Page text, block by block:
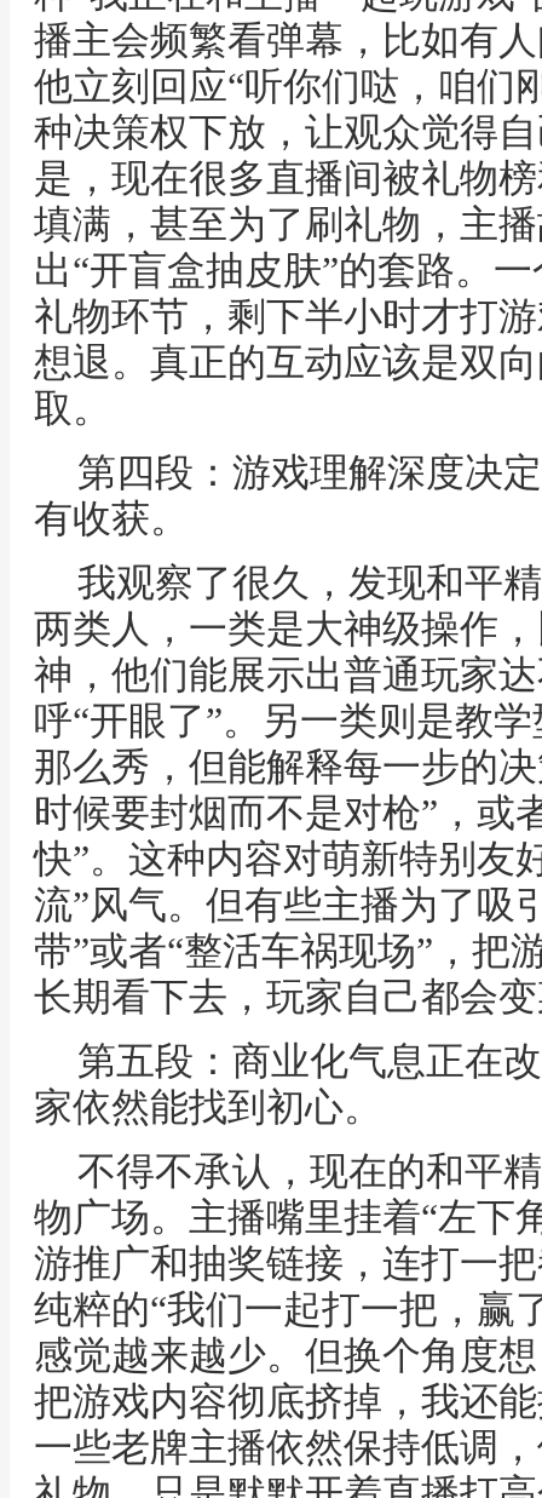
播主会频繁看弹幕，比如有
他立刻回应“听你们哒，咱们
种决策权下放，让观众觉得
是，现在很多直播间被礼物
填满，甚至为了刷礼物，主
出“开盲盒抽皮肤”的套路。
礼物环节，剩下半小时才打
想退。真正的互动应该是双
取。
第四段：游戏理解深度决
有收获。
我观察了很久，发现和平
两类人，一类是大神级操作
神，他们能展示出普通玩家
呼“开眼了”。另一类则是教
那么秀，但能解释每一步的
时候要封烟而不是对枪”，或
快”。这种内容对萌新特别友
流”风气。但有些主播为了吸
带”或者“整活车祸现场”，把
长期看下去，玩家自己都会
第五段：商业化气息正在
家依然能找到初心。
不得不承认，现在的和平
物广场。主播嘴里挂着“左下
游推广和抽奖链接，连打一
纯粹的“我们一起打一把，赢
感觉越来越少。但换个角度
把游戏内容彻底挤掉，我还
一些老牌主播依然保持低调